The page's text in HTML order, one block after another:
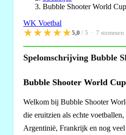
Bubble Shooter World Cup
WK Voetbal
★★★★★5,0 / 5 · 7 stemmen
Spelomschrijving Bubble
Bubble Shooter World
Welkom bij Bubble Shooter
die eruitzien als echte
Argentinië, Frankrijk en nog